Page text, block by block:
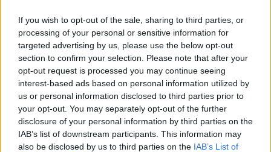
If you wish to opt-out of the sale, sharing to third parties, or
processing of your personal or sensitive information for
targeted advertising by us, please use the below opt-out
section to confirm your selection. Please note that after your
opt-out request is processed you may continue seeing
interest-based ads based on personal information utilized by
us or personal information disclosed to third parties prior to
your opt-out. You may separately opt-out of the further
disclosure of your personal information by third parties on the
IAB’s list of downstream participants. This information may
also be disclosed by us to third parties on the IAB’s List of
balesetmegelőzési
programot, amelyet három tankerületben is oktatnak. A
kezdeményezés kapcsán Dr. Rádi Norbert rendőr
dandártábornok, a vármegyei rendőr-főkapitányság vezetője,
valamint Rusvai Károly, a Szolnoki Tankerület igazgatója,
Zsemberi Zoltán, a Jászberényi Tankerület igazgatója és Kissné
Soós Ágnes, a Karcagi Tankerület igazgató-helyettese 2024.
október 10-én aláírták a program oktatására vonatkozó
együttműködési megállapodást.